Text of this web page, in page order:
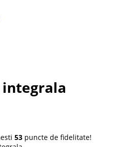
53 puncte de fidelitate!